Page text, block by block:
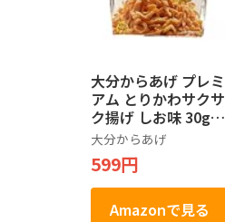
大分からあげ プレミ
アム とりかわサクサ
ク揚げ しお味 30g
おつまみ おやつ ス
ナック からあげ専門
店
大分からあげ
599円
Amazonで見る